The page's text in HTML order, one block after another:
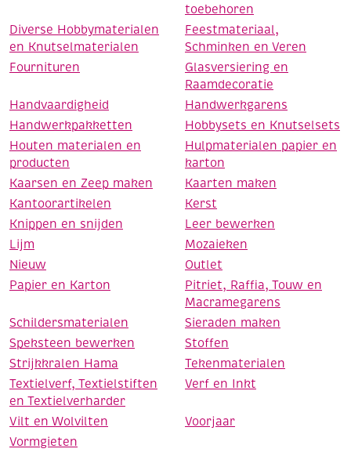
toebehoren
Diverse Hobbymaterialen
en Knutselmaterialen
Feestmateriaal,
Schminken en Veren
Fournituren
Glasversiering en
Raamdecoratie
Handvaardigheid
Handwerkgarens
Handwerkpakketten
Hobbysets en Knutselsets
Houten materialen en
producten
Hulpmaterialen papier en
karton
Kaarsen en Zeep maken
Kaarten maken
Kantoorartikelen
Kerst
Knippen en snijden
Leer bewerken
Lijm
Mozaieken
Nieuw
Outlet
Papier en Karton
Pitriet, Raffia, Touw en
Macramegarens
Schildersmaterialen
Sieraden maken
Speksteen bewerken
Stoffen
Strijkkralen Hama
Tekenmaterialen
Textielverf, Textielstiften
en Textielverharder
Verf en Inkt
Vilt en Wolvilten
Voorjaar
Vormgieten